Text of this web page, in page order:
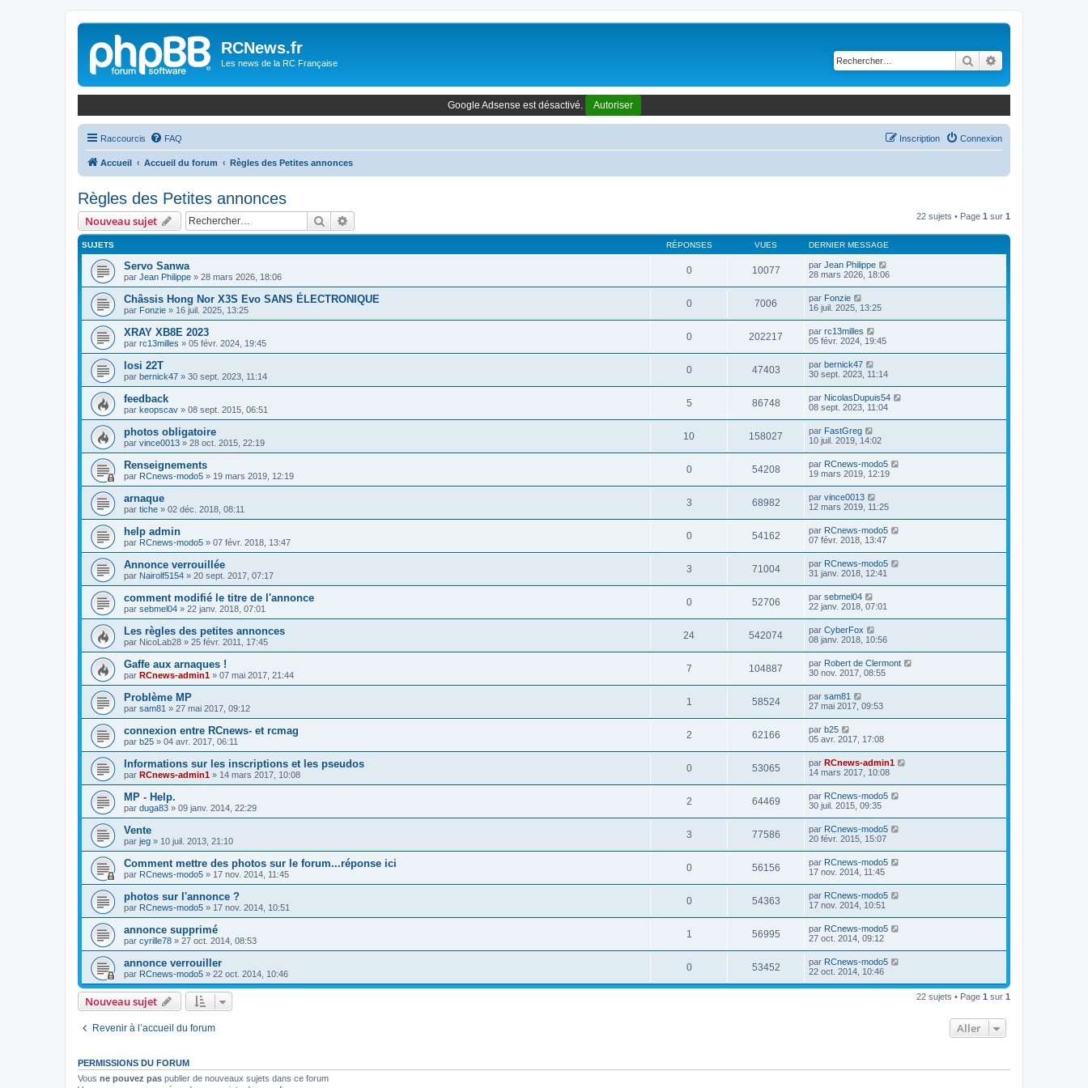
RCNews.fr
Les news de la RC Française Rechercher
Google Adsense est désactivé. Autoriser
Raccourcis FAQ Connexion
Inscription
Accueil Accueil du forum Règles des Petites annonces
Règles des Petites annonces
Nouveau sujet Rechercher 22 sujets • Page 1 sur 1
SUJETS RÉPONSES VUES DERNIER MESSAGE
Servo Sanwa
par Jean Philippe » 28 mars 2026, 18:06
0 10077 par Jean Philippe
28 mars 2026, 18:06
Châssis Hong Nor X3S Evo SANS ÉLECTRONIQUE
par Fonzie » 16 juil. 2025, 13:25
0 7006 par Fonzie
16 juil. 2025, 13:25
XRAY XB8E 2023
par rc13milles » 05 févr. 2024, 19:45
0 202217 par rc13milles
05 févr. 2024, 19:45
losi 22T
par bernick47 » 30 sept. 2023, 11:14
0 47403 par bernick47
30 sept. 2023, 11:14
feedback
par keopscav » 08 sept. 2015, 06:51
5 86748 par NicolasDupuis54
08 sept. 2023, 11:04
photos obligatoire
par vince0013 » 28 oct. 2015, 22:19
10 158027 par FastGreg
10 juil. 2019, 14:02
Renseignements
par RCnews-modo5 » 19 mars 2019, 12:19
0 54208 par RCnews-modo5
19 mars 2019, 12:19
arnaque
par tiche » 02 déc. 2018, 08:11
3 68982 par vince0013
12 mars 2019, 11:25
help admin
par RCnews-modo5 » 07 févr. 2018, 13:47
0 54162 par RCnews-modo5
07 févr. 2018, 13:47
Annonce verrouillée
par Nairolf5154 » 20 sept. 2017, 07:17
3 71004 par RCnews-modo5
31 janv. 2018, 12:41
comment modifié le titre de l'annonce
par sebmel04 » 22 janv. 2018, 07:01
0 52706 par sebmel04
22 janv. 2018, 07:01
Les règles des petites annonces
par NicoLab28 » 25 févr. 2011, 17:45
24 542074 par CyberFox
08 janv. 2018, 10:56
Gaffe aux arnaques !
par RCnews-admin1 » 07 mai 2017, 21:44
7 104887 par Robert de Clermont
30 nov. 2017, 08:55
Problème MP
par sam81 » 27 mai 2017, 09:12
1 58524 par sam81
27 mai 2017, 09:53
connexion entre RCnews- et rcmag
par b25 » 04 avr. 2017, 06:11
2 62166 par b25
05 avr. 2017, 17:08
Informations sur les inscriptions et les pseudos
par RCnews-admin1 » 14 mars 2017, 10:08
0 53065 par RCnews-admin1
14 mars 2017, 10:08
MP - Help.
par duga83 » 09 janv. 2014, 22:29
2 64469 par RCnews-modo5
30 juil. 2015, 09:35
Vente
par jeg » 10 juil. 2013, 21:10
3 77586 par RCnews-modo5
20 févr. 2015, 15:07
Comment mettre des photos sur le forum...réponse ici
par RCnews-modo5 » 17 nov. 2014, 11:45
0 56156 par RCnews-modo5
17 nov. 2014, 11:45
photos sur l'annonce ?
par RCnews-modo5 » 17 nov. 2014, 10:51
0 54363 par RCnews-modo5
17 nov. 2014, 10:51
annonce supprimé
par cyrille78 » 27 oct. 2014, 08:53
1 56995 par RCnews-modo5
27 oct. 2014, 09:12
annonce verrouiller
par RCnews-modo5 » 22 oct. 2014, 10:46
0 53452 par RCnews-modo5
22 oct. 2014, 10:46
Nouveau sujet 22 sujets • Page 1 sur 1
Revenir à l’accueil du forum Aller
PERMISSIONS DU FORUM
Vous ne pouvez pas publier de nouveaux sujets dans ce forum